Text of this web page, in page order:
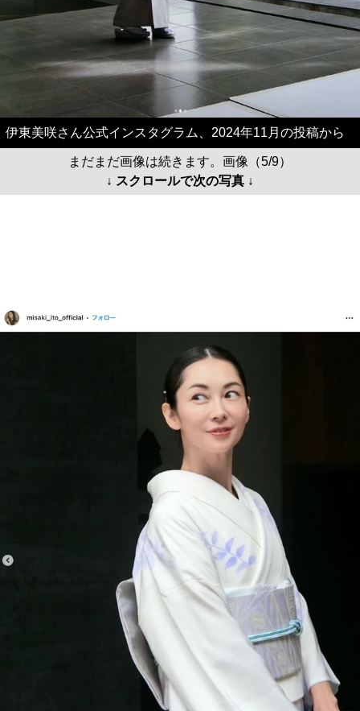
伊東美咲さん公式インスタグラム、2024年11月の投稿から
まだまだ画像は続きます。画像（5/9）
↓ スクロールで次の写真 ↓